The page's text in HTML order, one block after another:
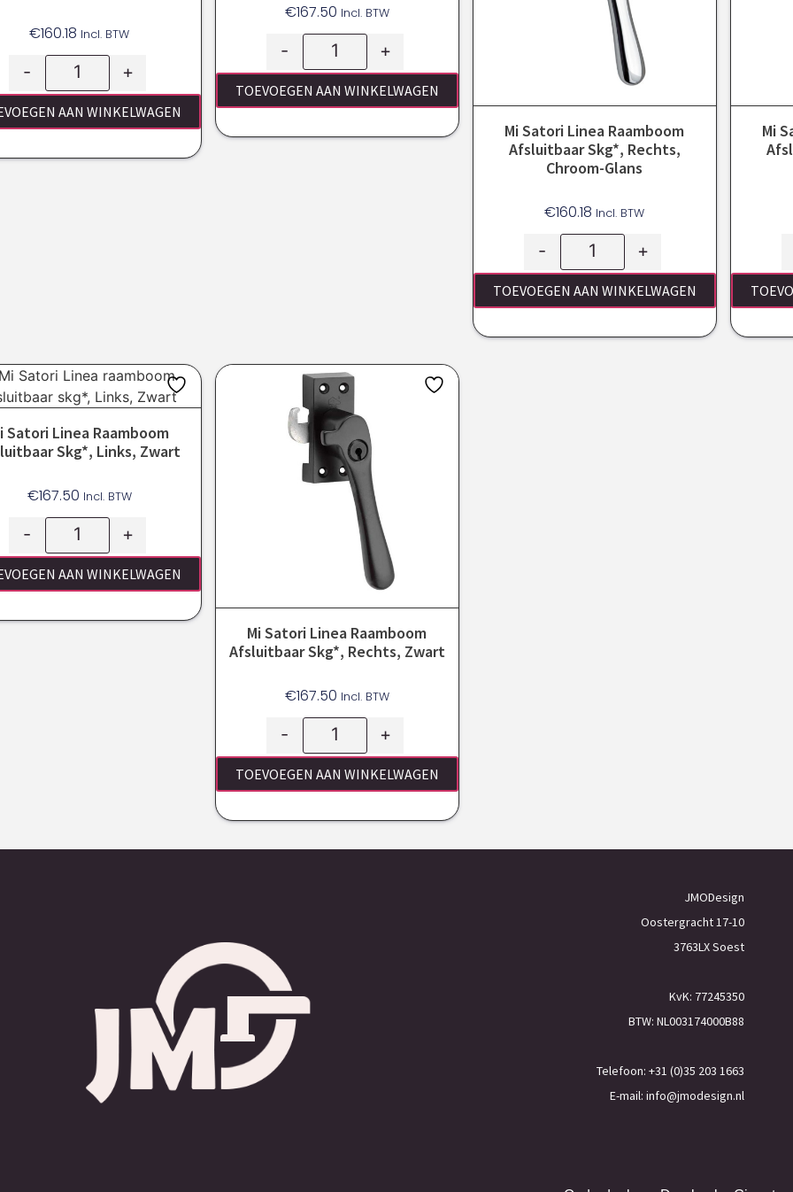
€160.18 Incl. BTW
- +
AAN WINKELWAGEN
€167.50 Incl. BTW
- +
TOEVOEGEN AAN WINKELWAGEN
Mi Satori Linea Raamboom
Afsluitbaar Skg*, Rechts,
Chroom-Glans
€160.18 Incl. BTW
- +
TOEVOEGEN AAN WINKELWAGEN
Mi
Satori Linea Raamboom
Skg*, Links, Zwart
€167.50 Incl. BTW
- +
AAN WINKELWAGEN
Mi Satori Linea Raamboom
Afsluitbaar Skg*, Rechts, Zwart
€167.50 Incl. BTW
- +
TOEVOEGEN AAN WINKELWAGEN
JMODesign
Oostergracht 17-10
3763LX Soest
KvK: 77245350
BTW: NL003174000B88
Telefoon: +31 (0)35 203 1663
E-mail: info@jmodesign.nl